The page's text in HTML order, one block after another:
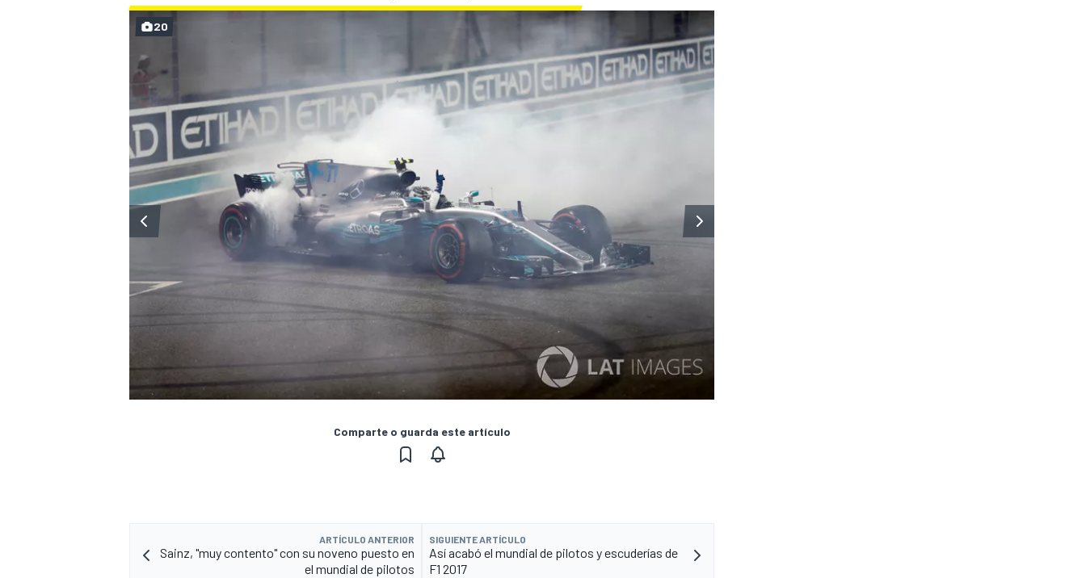
20
Comparte o guarda este artículo
ARTÍCULO ANTERIOR
Sainz, "muy contento" con su noveno puesto en
el mundial de pilotos
SIGUIENTE ARTÍCULO
Así acabó el mundial de pilotos y escuderías de
F1 2017